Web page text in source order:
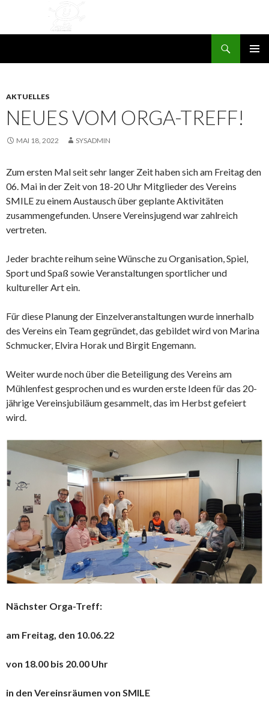
AKTUELLES
NEUES VOM ORGA-TREFF!
MAI 18, 2022 SYSADMIN
Zum ersten Mal seit sehr langer Zeit haben sich am Freitag den
06. Mai in der Zeit von 18-20 Uhr Mitglieder des Vereins
SMILE zu einem Austausch über geplante Aktivitäten
zusammengefunden. Unsere Vereinsjugend war zahlreich
vertreten.
Jeder brachte reihum seine Wünsche zu Organisation, Spiel,
Sport und Spaß sowie Veranstaltungen sportlicher und
kultureller Art ein.
Für diese Planung der Einzelveranstaltungen wurde innerhalb
des Vereins ein Team gegründet, das gebildet wird von Marina
Schmucker, Elvira Horak und Birgit Engemann.
Weiter wurde noch über die Beteiligung des Vereins am
Mühlenfest gesprochen und es wurden erste Ideen für das 20-
jährige Vereinsjubiläum gesammelt, das im Herbst gefeiert
wird.
Nächster Orga-Treff:
am Freitag, den 10.06.22
von 18.00 bis 20.00 Uhr
in den Vereinsräumen von SMILE